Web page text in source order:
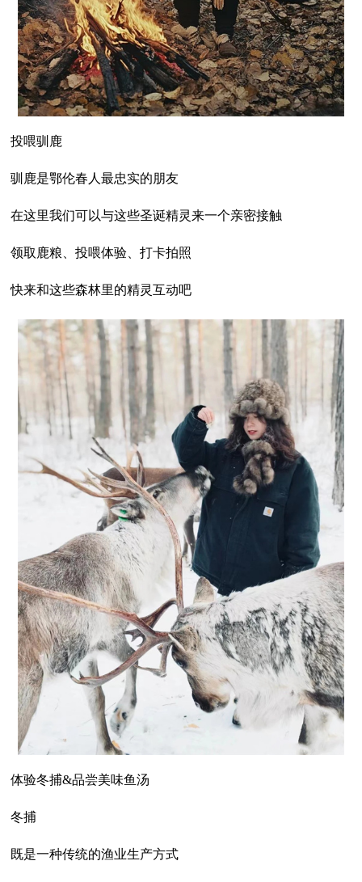
投喂驯鹿
驯鹿是鄂伦春人最忠实的朋友
在这里我们可以与这些圣诞精灵来一个亲密接触
领取鹿粮、投喂体验、打卡拍照
快来和这些森林里的精灵互动吧
体验冬捕&品尝美味鱼汤
冬捕
既是一种传统的渔业生产方式